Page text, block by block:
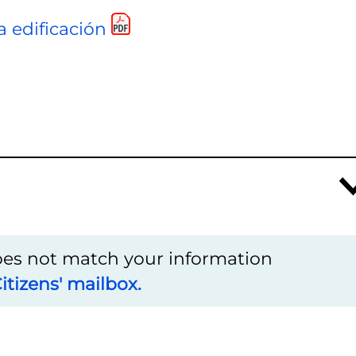
edificación
not match your information
mailbox.